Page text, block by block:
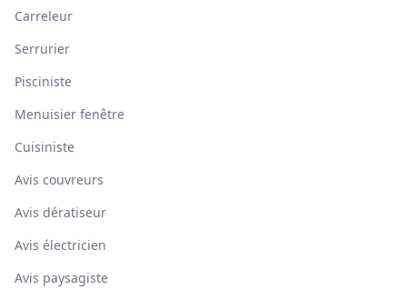
Carreleur
Serrurier
Pisciniste
Menuisier fenêtre
Cuisiniste
Avis couvreurs
Avis dératiseur
Avis électricien
Avis paysagiste